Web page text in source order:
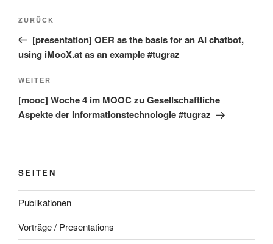
Beitragsnavigation
Vorheriger
Beitrag
ZURÜCK
[presentation] OER as the basis for an AI chatbot,
using iMooX.at as an example #tugraz
Nächster
Beitrag
WEITER
[mooc] Woche 4 im MOOC zu Gesellschaftliche
Aspekte der Informationstechnologie #tugraz
SEITEN
Publikationen
Vorträge / Presentations